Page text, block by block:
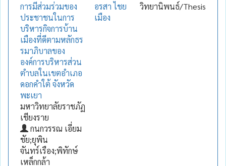
การมีส่วมร่วมของ
ประชาชนในการ
บริหารกิจการบ้าน
เมืองที่ดีตามหลักธร
รมาภิบาลของ
องค์การบริหารส่วน
ตำบลในเขตอำเภอ
ดอกคำใต้ จังหวัด
พะเยา
มหาวิทยาลัยราชภัฏ
เชียงราย
กนกวรรณ เอี่ยม
ชัย;ยุพิน
จันทร์เรือง;พิทักษ์
เหล็กกล้า
อรสา ไชย
เมือง
วิทยานิพนธ์/Thesis